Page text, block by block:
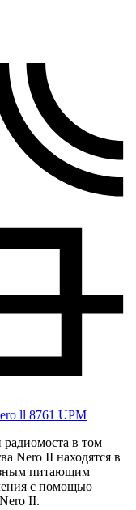
ll 8761 UPM
радиомоста в том
Nero II находятся в
питающим
с помощью
II.